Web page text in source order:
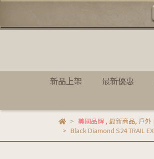
新品上架 最新優惠
美國品牌, 最新商品, 戶外
Black Diamond S24 TRAIL